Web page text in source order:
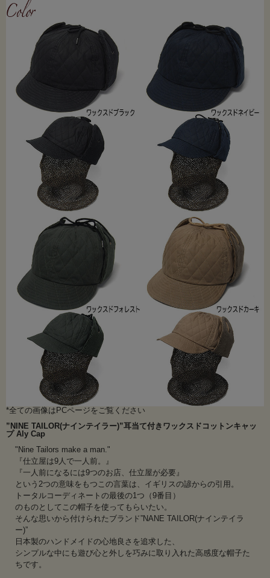
*全ての画像はPCページをご覧ください
”NINE TAILOR(ナインテイラー)”耳当て付きワックスドコットンキャッ
プ Aly Cap
"Nine Tailors make a man."
『仕立屋は9人で一人前。』
『一人前になるには9つのお店、仕立屋が必要』
という2つの意味をもつこの言葉は、イギリスの諺からの引用。
トータルコーディネートの最後の1つ（9番目）
のものとしてこの帽子を使ってもらいたい。
そんな思いから付けられたブランド”NANE TAILOR(ナインテイラ
ー)”
日本製のハンドメイドの心地良さを追求した、
シンプルな中にも遊び心と外しを巧みに取り入れた高感度な帽子た
ちです。